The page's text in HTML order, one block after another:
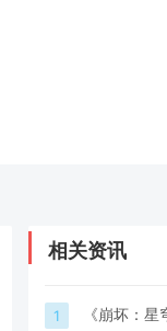
相关资讯
1 《崩坏：